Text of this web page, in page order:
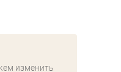
изменить